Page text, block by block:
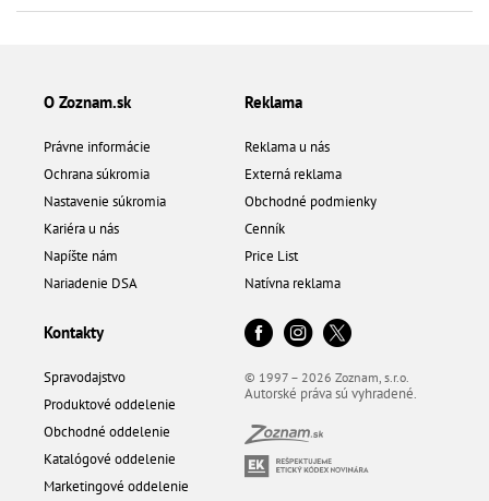
O Zoznam.sk
Právne informácie
Ochrana súkromia
Nastavenie súkromia
Kariéra u nás
Napíšte nám
Nariadenie DSA
Reklama
Reklama u nás
Externá reklama
Obchodné podmienky
Cenník
Price List
Natívna reklama
Kontakty
Spravodajstvo
Produktové oddelenie
Obchodné oddelenie
Katalógové oddelenie
Marketingové oddelenie
© 1997 – 2026 Zoznam, s.r.o.
Autorské práva sú vyhradené.